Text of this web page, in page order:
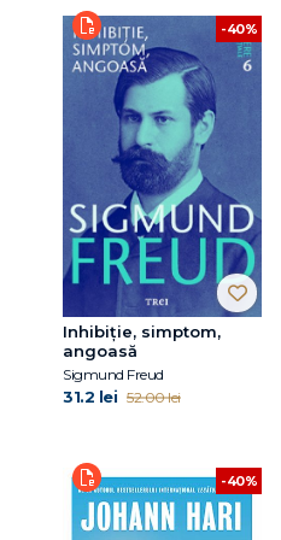
-40%
Inhibiție, simptom,
angoasă
Sigmund Freud
31.2 lei 52.00 lei
-40%